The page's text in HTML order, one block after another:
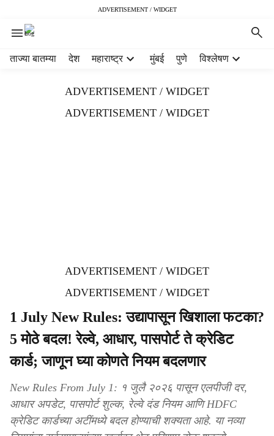
ADVERTISEMENT / WIDGET
ताज्या बातम्या देश महाराष्ट्र मुंबई पुणे विश्लेषण
ADVERTISEMENT / WIDGET
ADVERTISEMENT / WIDGET
ADVERTISEMENT / WIDGET
ADVERTISEMENT / WIDGET
1 July New Rules: उद्यापासून खिशाला फटका?
5 मोठे बदल! रेल्वे, आधार, पासपोर्ट ते क्रेडिट
कार्ड; जाणून घ्या कोणते नियम बदलणार
New Rules From July 1: १ जुलै २०२६ पासून एलपीजी दर,
आधार अपडेट, पासपोर्ट शुल्क, रेल्वे दंड नियम आणि HDFC
क्रेडिट कार्डच्या अटींमध्ये बदल होण्याची शक्यता आहे. या नव्या